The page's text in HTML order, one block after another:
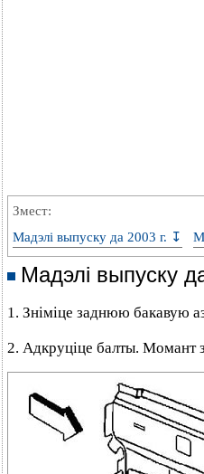
Змест:
Мадэлі выпуску да 2003 г. ↧
Мадэлі выпуску
1. Зніміце заднюю бакавую
2. Адкруціце балты. Момант